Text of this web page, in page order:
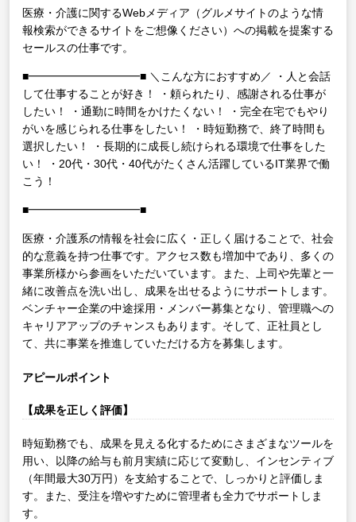
医療・介護に関するWebメディア（グルメサイトのような情
報検索ができるサイトをご想像ください）への掲載を提案する
セールスの仕事です。
■━━━━━━━━━━■ ＼こんな方におすすめ／
・人と会話
して仕事することが好き！
・頼られたり、感謝される仕事が
したい！
・通勤に時間をかけたくない！
・完全在宅でもやり
がいを感じられる仕事をしたい！
・時短勤務で、終了時間も
選択したい！
・長期的に成長し続けられる環境で仕事をした
い！
・20代・30代・40代がたくさん活躍しているIT業界で働
こう！
■━━━━━━━━━━■
医療・介護系の情報を社会に広く・正しく届けることで、社会
的な意義を持つ仕事です。アクセス数も増加中であり、多くの
事業所様から参画をいただいています。また、上司や先輩と一
緒に改善点を洗い出し、成果を出せるようにサポートします。
ベンチャー企業の中途採用・メンバー募集となり、管理職への
キャリアアップのチャンスもあります。そして、正社員とし
て、共に事業を推進していただける方を募集します。
アピールポイント
【成果を正しく評価】
時短勤務でも、成果を見える化するためにさまざまなツールを
用い、以降の給与も前月実績に応じて変動し、インセンティブ
（年間最大30万円）を支給することで、しっかりと評価しま
す。また、受注を増やすために管理者も全力でサポートしま
す。